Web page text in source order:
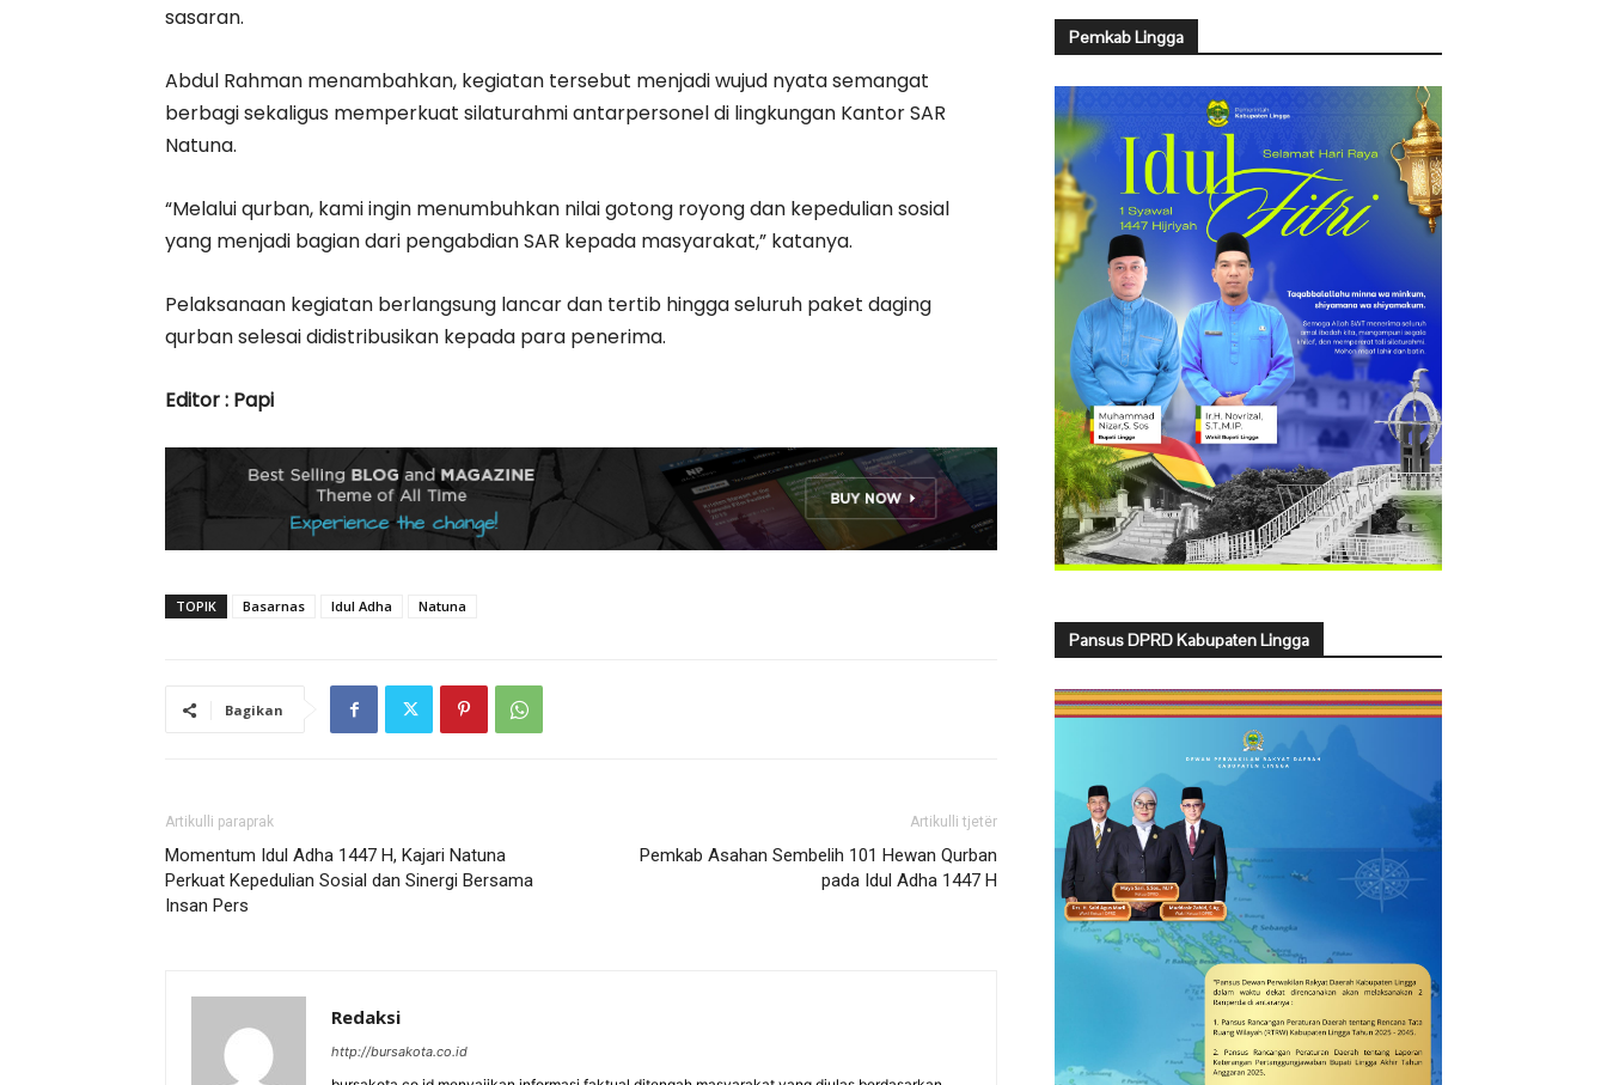
sasaran.
Abdul Rahman menambahkan, kegiatan tersebut menjadi wujud nyata semangat
berbagi sekaligus memperkuat silaturahmi antarpersonel di lingkungan Kantor SAR
Natuna.
“Melalui qurban, kami ingin menumbuhkan nilai gotong royong dan kepedulian sosial
yang menjadi bagian dari pengabdian SAR kepada masyarakat,” katanya.
Pelaksanaan kegiatan berlangsung lancar dan tertib hingga seluruh paket daging
qurban selesai didistribusikan kepada para penerima.
Editor : Papi
TOPIK Basarnas Idul Adha Natuna
Bagikan
Artikulli paraprak
Momentum Idul Adha 1447 H, Kajari Natuna
Perkuat Kepedulian Sosial dan Sinergi Bersama
Insan Pers
Artikulli tjetër
Pemkab Asahan Sembelih 101 Hewan Qurban
pada Idul Adha 1447 H
Redaksi
http://bursakota.co.id
Pemkab Lingga
Pansus DPRD Kabupaten Lingga